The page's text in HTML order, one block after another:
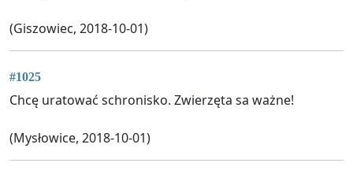
(Giszowiec, 2018-10-01)
#1025
Chcę uratować schronisko. Zwierzęta sa ważne!
(Mysłowice, 2018-10-01)